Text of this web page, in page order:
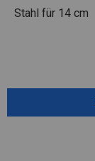
Stahl für 14 cm